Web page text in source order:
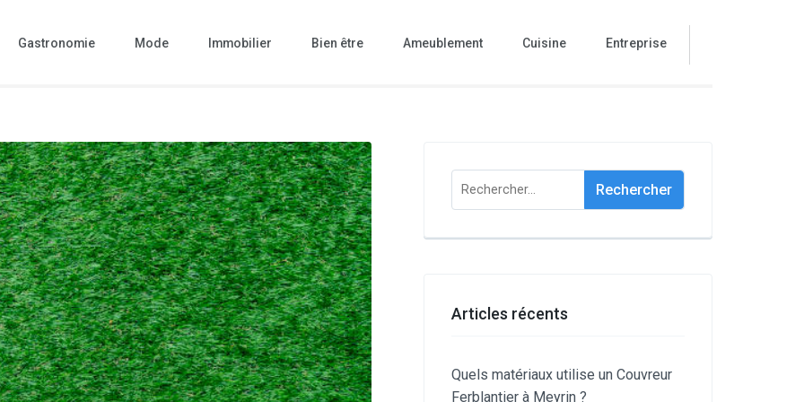
Gastronomie Mode Immobilier Bien être Ameublement Cuisine Entreprise
Rechercher :
Articles récents
Quels matériaux utilise un Couvreur
Ferblantier à Meyrin ?